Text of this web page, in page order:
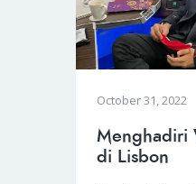
October 31, 2022
Menghadiri
di Lisbon